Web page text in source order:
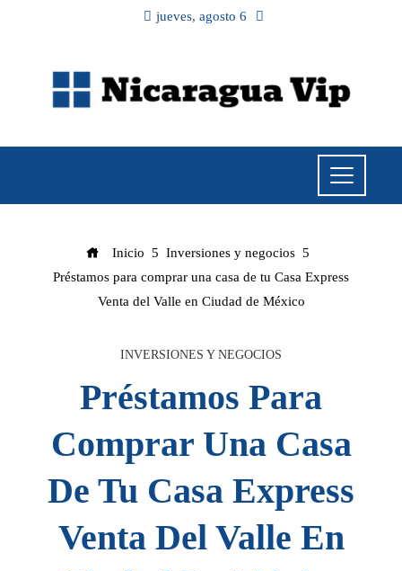
jueves, agosto 6
Inicio
Inversiones y negocios
Préstamos para comprar una casa de tu Casa Express
Venta del Valle en Ciudad de México
INVERSIONES Y NEGOCIOS
Préstamos Para
Comprar Una Casa
De Tu Casa Express
Venta Del Valle En